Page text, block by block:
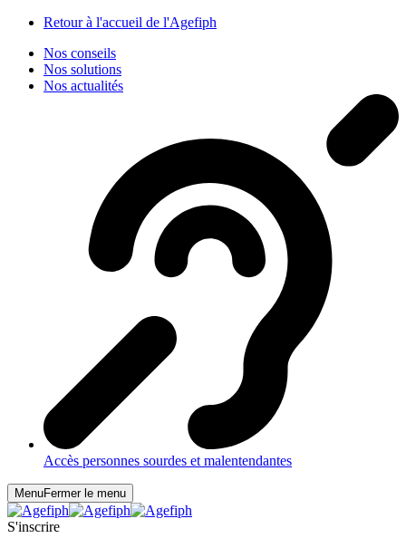
Retour à l'accueil de l'Agefiph
Nos conseils
Nos solutions
Nos actualités
Accès personnes sourdes et malentendantes
MenuFermer le menu
S'inscrire